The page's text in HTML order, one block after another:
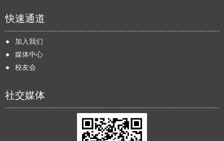
快速通道
加入我们
媒体中心
校友会
社交媒体